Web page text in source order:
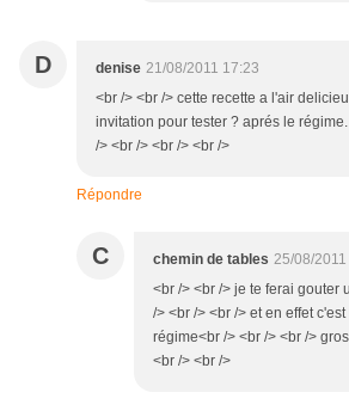
D denise 21/08/2011 17:23
<br /> <br /> cette recette a l'air
invitation pour tester ? aprés le
/> <br /> <br /> <br />
Répondre
C chemin de tables 25/08/
<br /> <br /> je te ferai gouter
/> <br /> <br /> et en effet
régime<br /> <br /> <br />
<br /> <br />